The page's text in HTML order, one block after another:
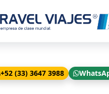
+52 (33) 3647 3988